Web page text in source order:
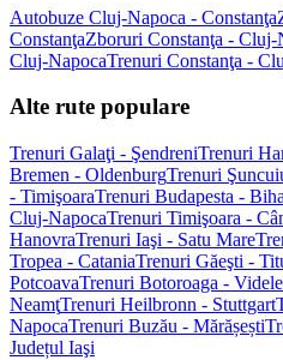
Autobuze Cluj-Napoca - Constanţa
ConstanţaZboruri Constanţa - Cluj-
Cluj-NapocaTrenuri Constanţa -
Alte rute populare
Trenuri Galaţi - ŞendreniTrenuri
Bremen - OldenburgTrenuri
- TimişoaraTrenuri Budapesta -
Cluj-NapocaTrenuri Timişoara -
HanovraTrenuri Iaşi - Satu Mare
Tropea - CataniaTrenuri Găeşti -
PotcoavaTrenuri Botoroaga - Videle
NeamţTrenuri Heilbronn - Stuttgart
NapocaTrenuri Buzău - Mărășești
Județul Iaşi